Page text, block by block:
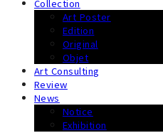
Collection
Art Poster
Edition
Original
Objet
Art Consulting
Review
News
Notice
Exhibition